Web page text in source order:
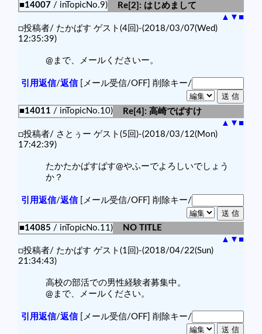
■14007 / inTopicNo.9)
Re[2]: はじめまして
▲ ▼ ■
□投稿者/ たかばす ゲスト(4回)-(2018/03/07(Wed)
12:35:39)
@まで、メールくださいー。
引用返信/返信[メール受信/OFF] 削除キー/
■14011 / inTopicNo.10)
Re[4]: 高崎でばすけ
▲ ▼ ■
□投稿者/ さとぅー ゲスト(5回)-(2018/03/12(Mon)
17:42:39)
たかたかばすばす@やふーでよろしいでしょう
か？
引用返信/返信[メール受信/OFF] 削除キー/
■14085 / inTopicNo.11)
NO TITLE
▲ ▼ ■
□投稿者/ たかばす ゲスト(1回)-(2018/04/22(Sun)
21:34:43)
高校の部活での男性経験者募集中。
@まで、メールください。
引用返信/返信[メール受信/OFF] 削除キー/